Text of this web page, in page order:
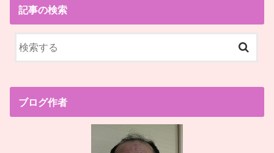
記事の検索
ブログ作者